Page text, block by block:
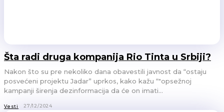
Šta radi druga kompanija Rio Tinta u Srbiji?
Nakon što su pre nekoliko dana obavestili javnost da “ostaju
posvećeni projektu Jadar” uprkos, kako kažu “"opsežnoj
kampanji širenja dezinformacija da će on imati...
Vesti 27/12/2024